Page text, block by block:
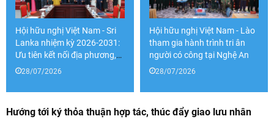
Hội hữu nghị Việt Nam - Sri
Lanka nhiệm kỳ 2026-2031:
Ưu tiên kết nối địa phương,
doanh nghiệp và trường đại
28/07/2026
Hội hữu nghị Việt Nam - Lào
tham gia hành trình tri ân
người có công tại Nghệ An
28/07/2026
Hướng tới ký thỏa thuận hợp tác, thúc đẩy giao lưu nhân